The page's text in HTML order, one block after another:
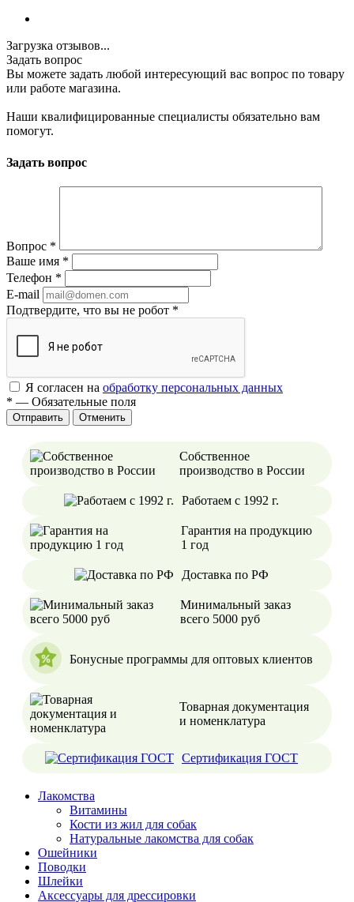
Загрузка отзывов...
Задать вопрос
Вы можете задать любой интересующий вас вопрос по товару
или работе магазина.
Наши квалифицированные специалисты обязательно вам
помогут.
Задать вопрос
Вопрос *
Ваше имя *
Телефон *
E-mail
Подтвердите, что вы не робот *
Я согласен на обработку персональных данных
* — Обязательные поля
Отменить
Собственное
производство в России
Работаем с 1992 г.
Гарантия на продукцию
1 год
Доставка по РФ
Минимальный заказ
всего 5000 руб
Бонусные программы для оптовых клиентов
Товарная документация
и номенклатура
Сертификация ГОСТ
Лакомства
Витамины
Кости из жил для собак
Натуральные лакомства для собак
Ошейники
Поводки
Шлейки
Аксессуары для дрессировки